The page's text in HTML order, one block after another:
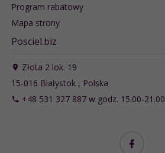
Program rabatowy
Mapa strony
Posciel.biz
Złota 2 lok. 19
15-016 Białystok , Polska
+48 531 327 887 w godz. 15.00-21.00